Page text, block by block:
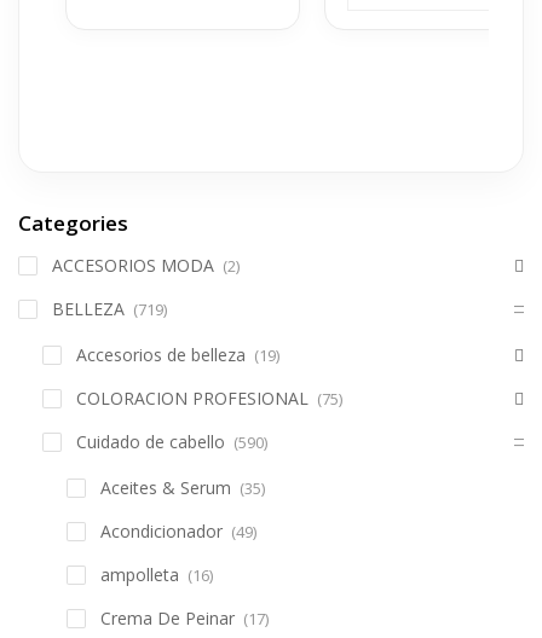
Categories
ACCESORIOS MODA (2)
BELLEZA (719)
Accesorios de belleza (19)
COLORACION PROFESIONAL (75)
Cuidado de cabello (590)
Aceites & Serum (35)
Acondicionador (49)
ampolleta (16)
Crema De Peinar (17)